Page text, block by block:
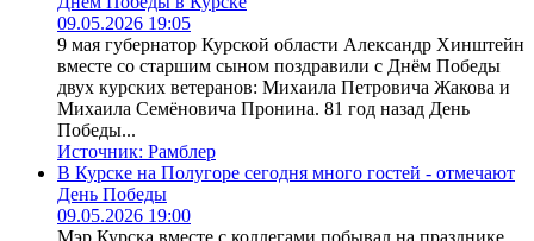
09.05.2026 19:05
9 мая губернатор Курской области Александр Хинштейн
вместе со старшим сыном поздравили с Днём Победы
двух курских ветеранов: Михаила Петровича Жакова и
Михаила Семёновича Пронина. 81 год назад День
Победы...
Источник: Рамблер
В Курске на Полугоре сегодня много гостей - отмечают
День Победы
09.05.2026 19:00